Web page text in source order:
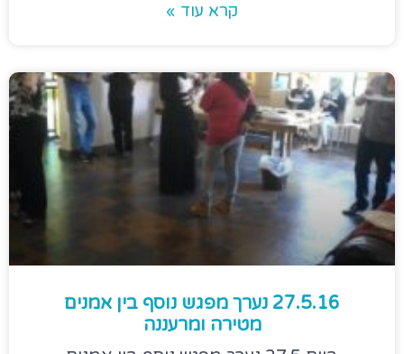
קרא עוד »
27.5.16 נערך מפגש נוסף בין אמנים
מטירה ומרעננה